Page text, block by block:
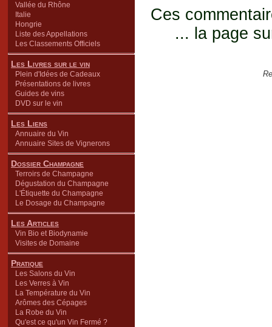
Vallée du Rhône
Italie
Hongrie
Liste des Appellations
Les Classements Officiels
Les Livres sur le vin
Plein d'Idées de Cadeaux
Présentations de livres
Guides de vins
DVD sur le vin
Les Liens
Annuaire du Vin
Annuaire Sites de Vignerons
Dossier Champagne
Terroirs de Champagne
Dégustation du Champagne
L'Étiquette du Champagne
Le Dosage du Champagne
Les Articles
Vin Bio et Biodynamie
Visites de Domaine
Pratique
Les Salons du Vin
Les Verres à Vin
La Température du Vin
Arômes des Cépages
La Robe du Vin
Qu'est ce qu'un Vin Fermé ?
Ces
... la page